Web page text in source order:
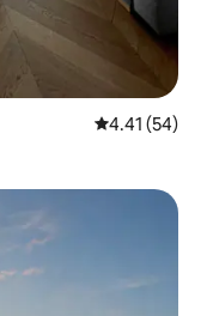
レビュー54
4.41 (54)